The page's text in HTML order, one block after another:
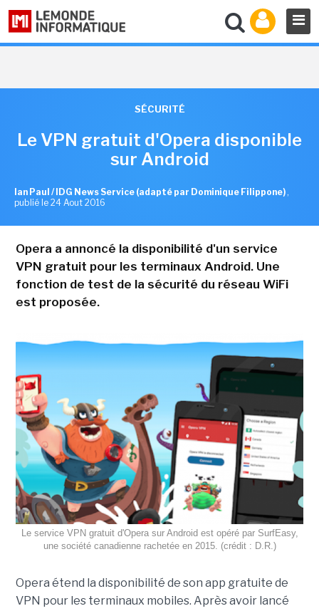
SÉCURITÉ
Le VPN gratuit d'Opera disponible
sur Android
Ian Paul / IDG News Service (adapté par Dominique Filippone) ,
publié le 24 Aout 2016
Opera a annoncé la disponibilité d'un service
VPN gratuit pour les terminaux Android. Une
fonction de test de la sécurité du réseau WiFi
est proposée.
Le service VPN gratuit d'Opera sur Android est opéré par SurfEasy,
une société canadienne rachetée en 2015. (crédit : D.R.)
Opera étend la disponibilité de son app gratuite de
VPN pour les terminaux mobiles. Après avoir lancé